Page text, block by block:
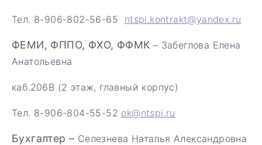
Тел. 8-906-802-56-65 ntspi.kontrakt@yandex.ru
ФЕМИ, ФППО, ФХО, ФФМК – Забеглова Елена
Анатольевна
каб.206В (2 этаж, главный корпус)
Тел. 8-906-804-55-52 ok@ntspi.ru
Бухгалтер – Селезнева Наталья Александровна